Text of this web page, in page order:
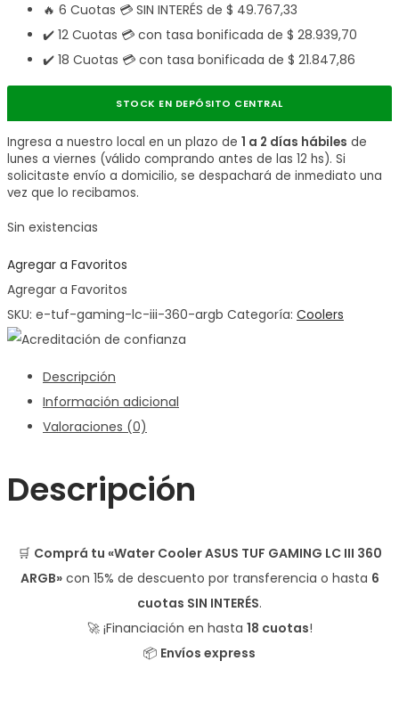
🔥 6 Cuotas 💳 SIN INTERÉS de $ 49.767,33
✔️ 12 Cuotas 💳 con tasa bonificada de $ 28.939,70
✔️ 18 Cuotas 💳 con tasa bonificada de $ 21.847,86
STOCK EN DEPÓSITO CENTRAL
Ingresa a nuestro local en un plazo de 1 a 2 días hábiles de
lunes a viernes (válido comprando antes de las 12 hs). Si
solicitaste envío a domicilio, se despachará de inmediato una
vez que lo recibamos.
Sin existencias
Agregar a Favoritos
Agregar a Favoritos
SKU: e-tuf-gaming-lc-iii-360-argb Categoría: Coolers
Descripción
Información adicional
Valoraciones (0)
Descripción
🛒 Comprá tu «Water Cooler ASUS TUF GAMING LC III 360
ARGB»con 15% de descuento por transferencia o hasta 6
cuotas SIN INTERÉS.
🚀 ¡Financiación en hasta 18 cuotas!
📦 Envíos express